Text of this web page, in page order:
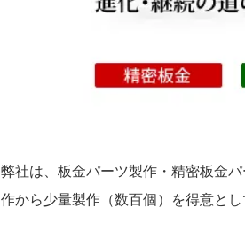
弊社は、板金パーツ製作・精密板金
作から少量製作（数百個）を得意とし